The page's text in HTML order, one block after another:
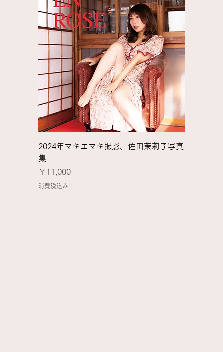
2024年マキエマキ撮影、佐田茉莉子写真
集
価格
￥11,000
消費税込み